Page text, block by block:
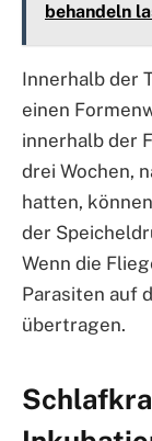
behandeln
Innerhalb der
einen
innerhalb der
drei Wochen,
hatten,
der
Wenn die
Parasiten auf
übertragen.